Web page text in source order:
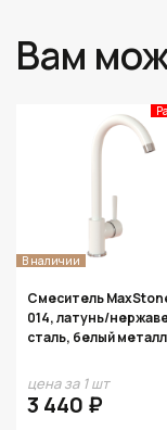
Вам
В наличии
Смеситель
014, латунь/
сталь, белый
цена за 1 шт
3 440 ₽